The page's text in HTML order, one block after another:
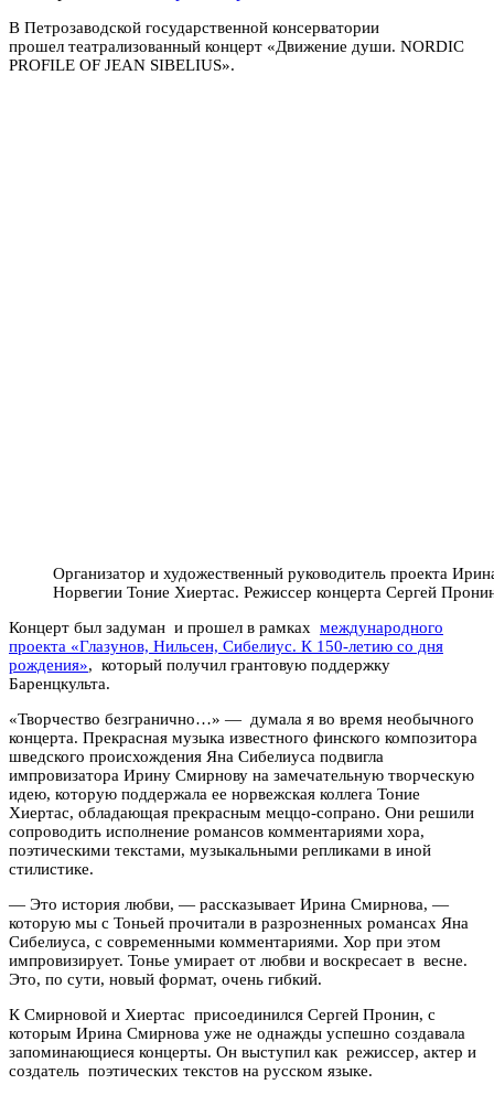
В Петрозаводской государственной консерватории
прошел театрализованный концерт «Движение души. NORDIC
PROFILE OF JEAN SIBELIUS».
Организатор и художественный руководитель проекта
Норвегии Тоние Хиертас. Режиссер концерта Сергей
Концерт был задуман и прошел в рамках международного
проекта «Глазунов, Нильсен, Сибелиус. К 150-летию со дня
рождения», который получил грантовую поддержку
Баренцкульта.
«Творчество безгранично…» — думала я во время необычного
концерта. Прекрасная музыка известного финского композитора
шведского происхождения Яна Сибелиуса подвигла
импровизатора Ирину Смирнову на замечательную творческую
идею, которую поддержала ее норвежская коллега Тоние
Хиертас, обладающая прекрасным меццо-сопрано. Они решили
сопроводить исполнение романсов комментариями хора,
поэтическими текстами, музыкальными репликами в иной
стилистике.
— Это история любви, — рассказывает Ирина Смирнова, —
которую мы с Тоньей прочитали в разрозненных романсах Яна
Сибелиуса, с современными комментариями. Хор при этом
импровизирует. Тонье умирает от любви и воскресает в весне.
Это, по сути, новый формат, очень гибкий.
К Смирновой и Хиертас присоединился Сергей Пронин, с
которым Ирина Смирнова уже не однажды успешно создавала
запоминающиеся концерты. Он выступил как режиссер, актер и
создатель поэтических текстов на русском языке.